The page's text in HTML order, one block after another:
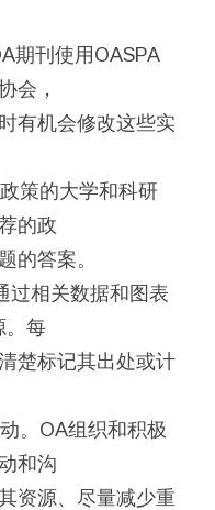
期刊使用OASPA
会，
有机会修改这些实
策的大学和科研
的政
的答案。
过相关数据和图表
。每
楚标记其出处或计
。OA组织和积极
和沟
资源、尽量减少重